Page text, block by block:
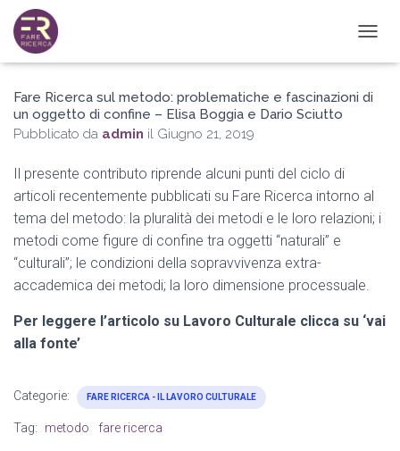
A
I
N
E
E
Fare Ricerca sul metodo: problematiche e fascinazioni di
un oggetto di confine – Elisa Boggia e Dario Sciutto
Pubblicato da admin il Giugno 21, 2019
Il presente contributo riprende alcuni punti del ciclo di
articoli recentemente pubblicati su Fare Ricerca intorno al
tema del metodo: la pluralità dei metodi e le loro relazioni; i
metodi come figure di confine tra oggetti “naturali” e
“culturali”; le condizioni della sopravvivenza extra-
accademica dei metodi; la loro dimensione processuale.
Per leggere l’articolo su Lavoro Culturale clicca su ‘vai
alla fonte’
Categorie: FARE RICERCA - IL LAVORO CULTURALE
Tag: metodo fare ricerca